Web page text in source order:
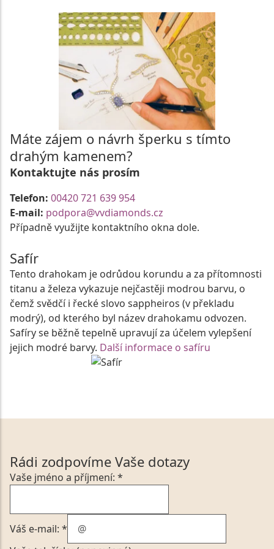
Máte zájem o návrh šperku s tímto
drahým kamenem?
Kontaktujte nás prosím
Telefon: 00420 721 639 954
E-mail: podpora@vvdiamonds.cz
Případně využijte kontaktního okna dole.
Safír
Tento drahokam je odrůdou korundu a za přítomnosti
titanu a železa vykazuje nejčastěji modrou barvu, o
čemž svědčí i řecké slovo sappheiros (v překladu
modrý), od kterého byl název drahokamu odvozen.
Safíry se běžně tepelně upravují za účelem vylepšení
jejich modré barvy. Další informace o safíru
Rádi zodpovíme Vaše dotazy
Vaše jméno a příjmení: *
Váš e-mail: *